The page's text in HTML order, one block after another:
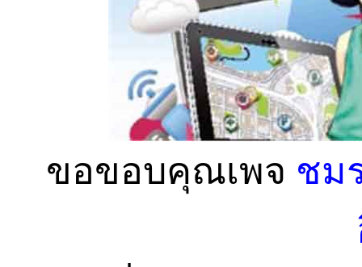
ขอขอบคุณเพจ ชม